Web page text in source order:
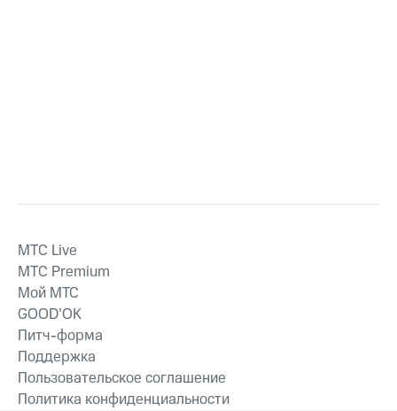
MTС Live
MTС Premium
Мой МТС
GOOD’OK
Питч-форма
Поддержка
Пользовательское соглашение
Политика конфиденциальности